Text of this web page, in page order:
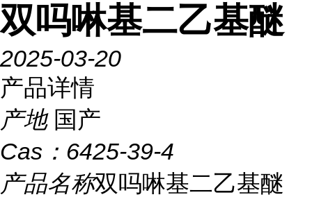
双吗啉基二乙基醚
2025-03-20
产品详情
产地 国产
Cas： 6425-39-4
产品名称双吗啉基二乙基醚